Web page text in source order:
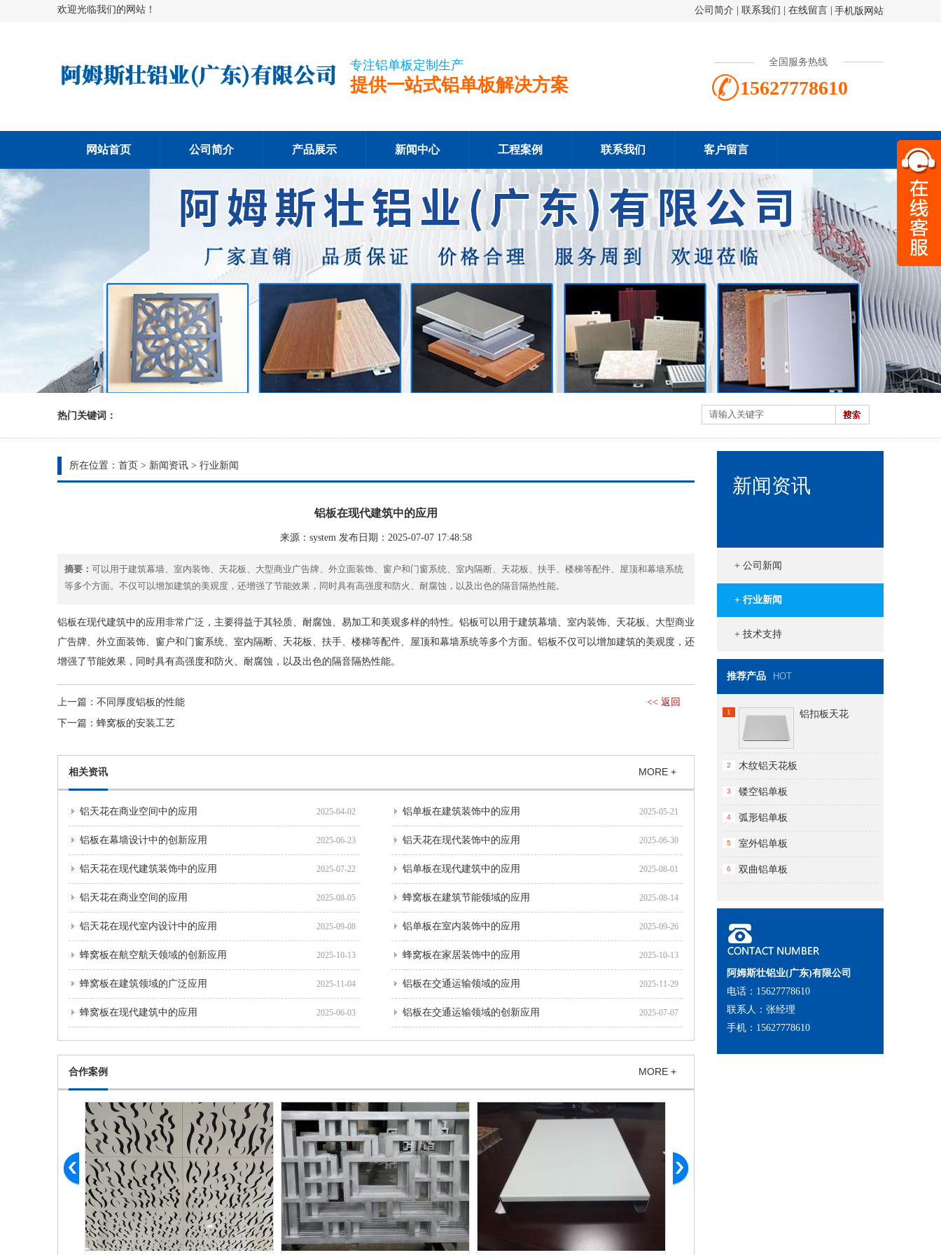
欢迎光临我们的网站！ 手机版网站
公司简介 联系我们 在线留言
专注铝单板定制生产
提供一站式铝单板解决方案
全国服务热线
15627778610
网站首页 公司简介 产品展示 新闻中心 工程案例 联系我们 客户留言
热门关键词：
所在位置： 首页 > 新闻资讯 > 行业新闻
铝板在现代建筑中的应用
来源：system 发布日期：2025-07-07 17:48:58
摘要： 可以用于建筑幕墙、室内装饰、天花板、大型商业广告牌、外立面装饰、窗户和门窗系统、室内隔断、天花板、扶手、楼梯等配件、屋顶和幕墙系统
等多个方面。不仅可以增加建筑的美观度，还增强了节能效果，同时具有高强度和防火、耐腐蚀，以及出色的隔音隔热性能。
铝板在现代建筑中的应用非常广泛，主要得益于其轻质、耐腐蚀、易加工和美观多样的特性。铝板可以用于建筑幕墙、室内装饰、天花板、大型商业
广告牌、外立面装饰、窗户和门窗系统、室内隔断、天花板、扶手、楼梯等配件、屋顶和幕墙系统等多个方面。铝板不仅可以增加建筑的美观度，还
增强了节能效果，同时具有高强度和防火、耐腐蚀，以及出色的隔音隔热性能。
上一篇： 不同厚度铝板的性能
下一篇： 蜂窝板的安装工艺
<< 返回
相关资讯 MORE +
铝天花在商业空间中的应用 2025-04-02 铝单板在建筑装饰中的应用 2025-05-21
铝板在幕墙设计中的创新应用 2025-06-23 铝天花在现代装饰中的应用 2025-06-30
铝天花在现代建筑装饰中的应用 2025-07-22 铝单板在现代建筑中的应用 2025-08-01
铝天花在商业空间的应用 2025-08-05 蜂窝板在建筑节能领域的应用 2025-08-14
铝天花在现代室内设计中的应用 2025-09-08 铝单板在室内装饰中的应用 2025-09-26
蜂窝板在航空航天领域的创新应用 2025-10-13 蜂窝板在家居装饰中的应用 2025-10-13
蜂窝板在建筑领域的广泛应用 2025-11-04 铝板在交通运输领域的应用 2025-11-29
蜂窝板在现代建筑中的应用 2025-06-03 铝板在交通运输领域的创新应用 2025-07-07
合作案例 MORE +
新闻资讯
+ 公司新闻
+ 行业新闻
+ 技术支持
推荐产品 HOT
1 铝扣板天花
2 木纹铝天花板
3 镂空铝单板
4 弧形铝单板
5 室外铝单板
6 双曲铝单板
阿姆斯壮铝业(广东)有限公司
电话：15627778610
联系人：张经理
手机：15627778610
扫一